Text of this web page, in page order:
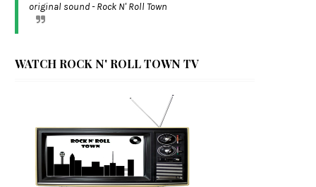
original sound - Rock N' Roll Town
WATCH ROCK N' ROLL TOWN TV